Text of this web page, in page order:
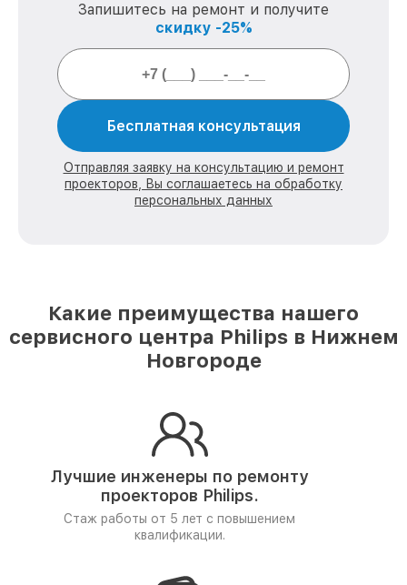
Запишитесь на ремонт и получите
скидку -25%
Бесплатная консультация
Отправляя заявку на консультацию и ремонт
проекторов, Вы соглашаетесь на обработку
персональных данных
Какие преимущества нашего
сервисного центра Philips в Нижнем
Новгороде
Лучшие инженеры по ремонту
проекторов Philips.
Стаж работы от 5 лет с повышением
квалификации.